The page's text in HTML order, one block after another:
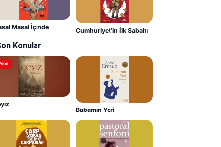
Masal İçinde Cumhuriyet’in İlk Sabahı
Konular
Yeni
Babamın Yeri